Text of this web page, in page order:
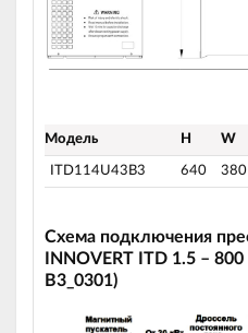
Модель H W
ITD114U43B3 640 380
Схема подключения
INNOVERT ITD 1.5 –
В3_0301)